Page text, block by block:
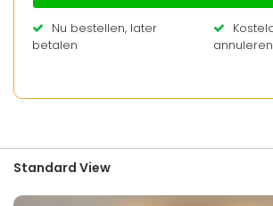
Nu bestellen, later
betalen
Standard View